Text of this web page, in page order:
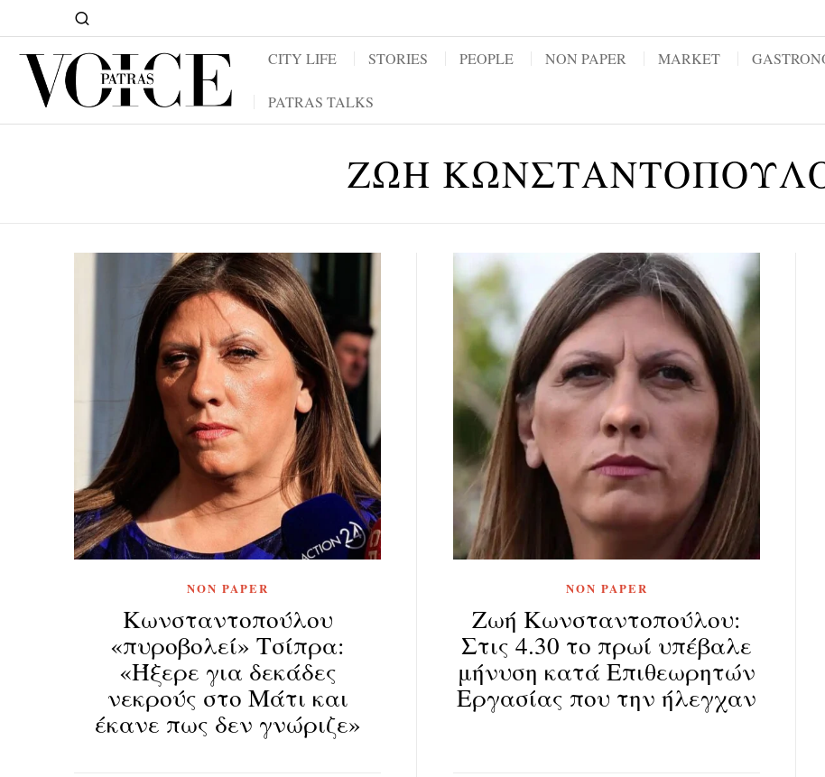
CITY LIFE STORIES PEOPLE NON PAPER MARKET
PATRAS TALKS
ΖΩΗ
NON PAPER
Κωνσταντοπούλου
«πυροβολεί» Τσίπρα:
«Ήξερε για δεκάδες
νεκρούς στο Μάτι και
έκανε πως δεν γνώριζε»
NON PAPER
Ζωή Κωνσταντοπούλου:
Στις 4.30 το πρωί υπέβαλε
μήνυση κατά Επιθεωρητών
Εργασίας που την ήλεγχαν